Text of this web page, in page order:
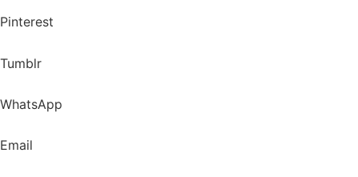
Pinterest
Tumblr
WhatsApp
Email